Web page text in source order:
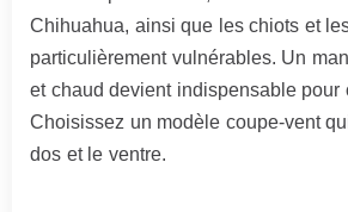
Chihuahua, ainsi que les chiots et
particulièrement vulnérables. Un
et chaud devient indispensable pour
Choisissez un modèle coupe-vent
dos et le ventre.